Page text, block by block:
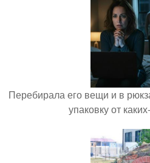
Перебирала его вещи и в
упаковку от